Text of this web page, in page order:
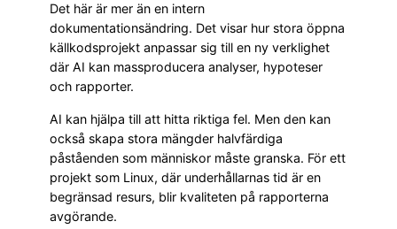
Det här är mer än en intern
dokumentationsändring. Det visar hur stora öppna
källkodsprojekt anpassar sig till en ny verklighet
där AI kan massproducera analyser, hypoteser
och rapporter.
AI kan hjälpa till att hitta riktiga fel. Men den kan
också skapa stora mängder halvfärdiga
påståenden som människor måste granska. För ett
projekt som Linux, där underhållarnas tid är en
begränsad resurs, blir kvaliteten på rapporterna
avgörande.